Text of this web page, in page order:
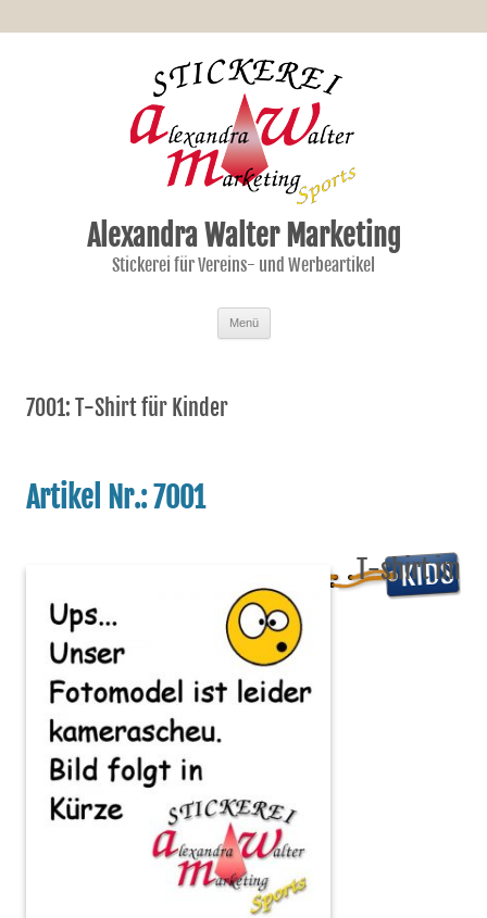
Alexandra Walter Marketing
Stickerei für Vereins- und Werbeartikel
Menü
7001: T-Shirt für Kinder
Artikel Nr.: 7001
T-shirt im